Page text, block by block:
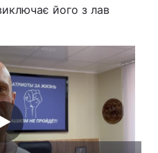
його з лав